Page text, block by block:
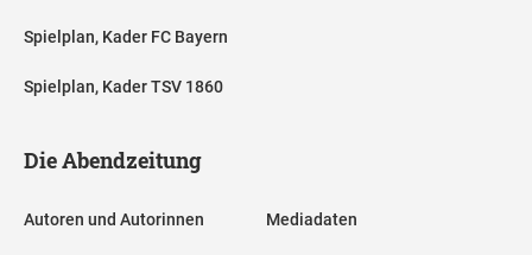
Spielplan, Kader FC Bayern
Spielplan, Kader TSV 1860
Die Abendzeitung
Autoren und Autorinnen Mediadaten